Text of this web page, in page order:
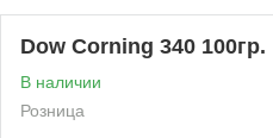
Dow Corning 340 100гр.
В наличии
Розница